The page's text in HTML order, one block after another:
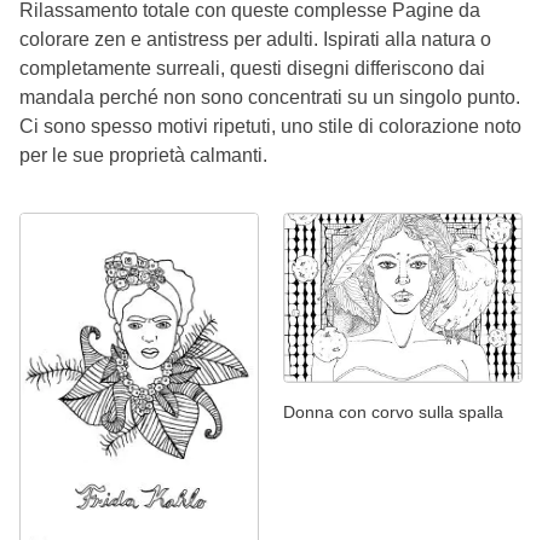
Rilassamento totale con queste complesse Pagine da
colorare zen e antistress per adulti. Ispirati alla natura o
completamente surreali, questi disegni differiscono dai
mandala perché non sono concentrati su un singolo punto.
Ci sono spesso motivi ripetuti, uno stile di colorazione noto
per le sue proprietà calmanti.
Donna con corvo sulla spalla